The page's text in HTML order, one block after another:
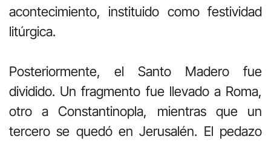
acontecimiento, instituido como festividad
litúrgica.
Posteriormente, el Santo Madero fue
dividido. Un fragmento fue llevado a Roma,
otro a Constantinopla, mientras que un
tercero se quedó en Jerusalén. El pedazo